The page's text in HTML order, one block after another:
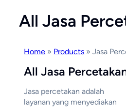
All Jasa
Home » Products »Jasa
All Jasa
Jasa percetakan adalah
layanan yang menyediakan